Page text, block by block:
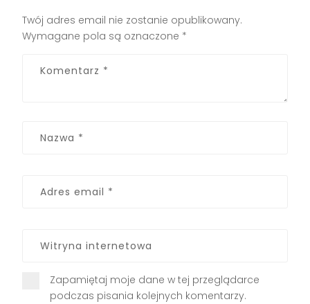
Twój adres email nie zostanie opublikowany.
Wymagane pola są oznaczone *
Zapamiętaj moje dane w tej przeglądarce
podczas pisania kolejnych komentarzy.